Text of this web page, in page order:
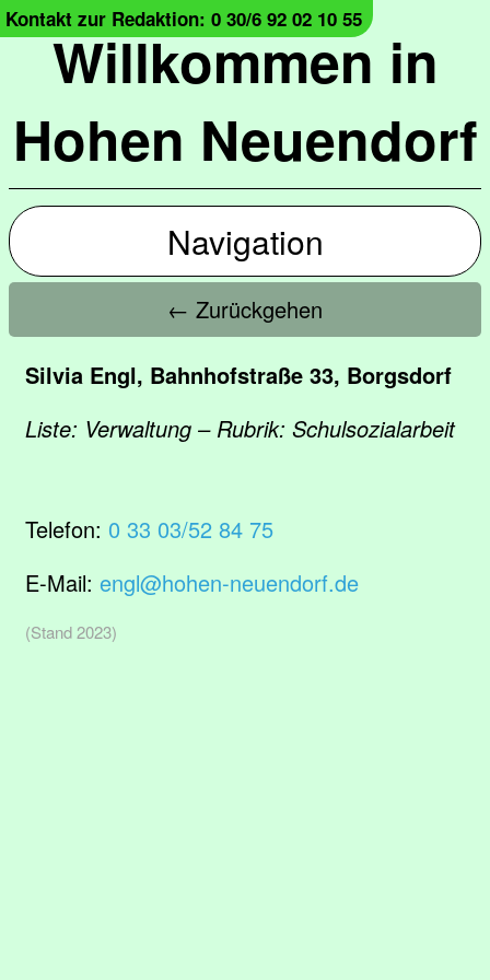
Willkommen in
Hohen Neuendorf
Kontakt zur Redaktion: 0 30/6 92 02 10 55
Navigation
← Zurückgehen
Silvia Engl, Bahnhofstraße 33, Borgsdorf
Liste: Verwaltung – Rubrik: Schulsozialarbeit
Telefon: 0 33 03/52 84 75
E-Mail: engl@hohen-neuendorf.de
(Stand 2023)